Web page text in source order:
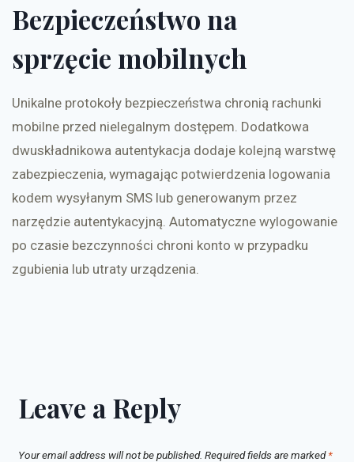
Bezpieczeństwo na
sprzęcie mobilnych
Unikalne protokoły bezpieczeństwa chronią rachunki
mobilne przed nielegalnym dostępem. Dodatkowa
dwuskładnikowa autentykacja dodaje kolejną warstwę
zabezpieczenia, wymagając potwierdzenia logowania
kodem wysyłanym SMS lub generowanym przez
narzędzie autentykacyjną. Automatyczne wylogowanie
po czasie bezczynności chroni konto w przypadku
zgubienia lub utraty urządzenia.
Leave a Reply
Your email address will not be published. Required fields are marked*